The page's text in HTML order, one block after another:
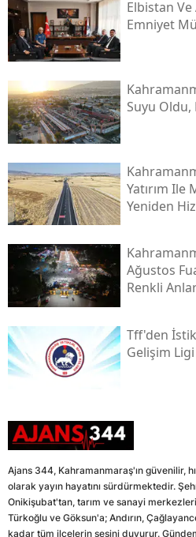
Elbistan Ve
Emniyet
Suyu Oldu,
Yatırım Ile
Yeniden
Ağustos
Renkli
Tff'den
Gelişim Ligi
Ajans 344, Kahramanmaraş'ın güvenilir,
olarak yayın hayatını sürdürmektedir.
Onikişubat'tan, tarım ve sanayi
Türkoğlu ve Göksun'a; Andırın,
kadar tüm ilçelerin sesini duyurur.